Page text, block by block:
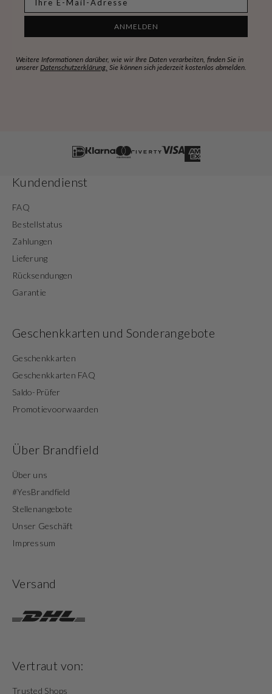
ANMELDEN
Weitere Informationen darüber, wie wir Ihre Daten verarbeiten, finden Sie in
unserer Datenschutzerklärung. Sie können sich jederzeit kostenlos abmelden.
Kundendienst
FAQ
Bestellstatus
Zahlungen
Lieferung
Rücksendungen
Garantie
Geschenkkarten und Sonderangebote
Geschenkkarten
Geschenkkarten FAQ
Saldo-Prüfer
Promotievoorwaarden
Über Brandfield
Über uns
#YesBrandfield
Stellenangebote
Unser Geschäft
Impressum
Versand
Vertraut von:
Trusted Shops